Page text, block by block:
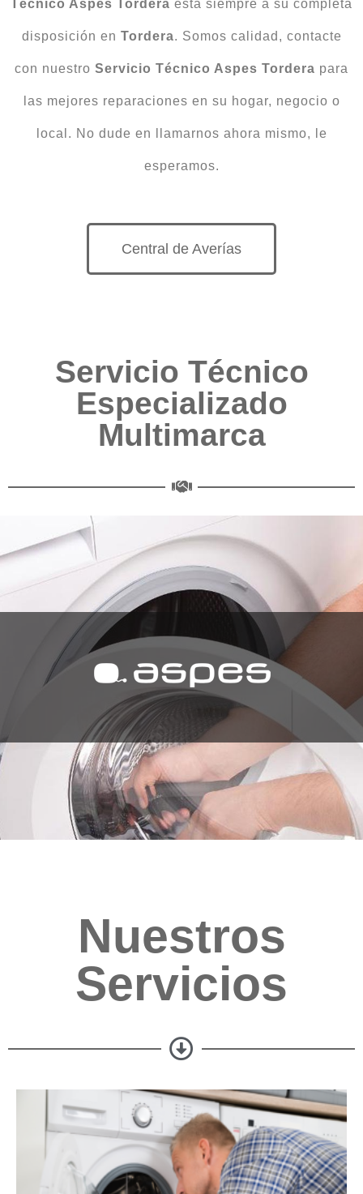
Técnico Aspes Tordera está siempre a su completa
disposición en Tordera. Somos calidad, contacte
con nuestro Servicio Técnico Aspes Tordera para
las mejores reparaciones en su hogar, negocio o
local. No dude en llamarnos ahora mismo, le
esperamos.
Central de Averías
Servicio Técnico
Especializado
Multimarca
Nuestros
Servicios